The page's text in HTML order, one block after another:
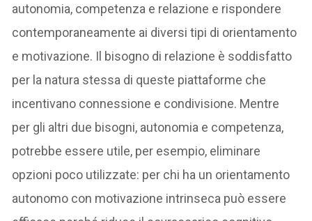
autonomia, competenza e relazione e rispondere
contemporaneamente ai diversi tipi di orientamento
e motivazione. Il bisogno di relazione è soddisfatto
per la natura stessa di queste piattaforme che
incentivano connessione e condivisione. Mentre
per gli altri due bisogni, autonomia e competenza,
potrebbe essere utile, per esempio, eliminare
opzioni poco utilizzate: per chi ha un orientamento
autonomo con motivazione intrinseca può essere